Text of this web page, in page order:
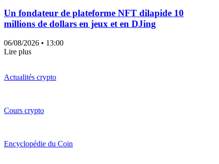
Un fondateur de plateforme NFT dilapide 10
millions de dollars en jeux et en DJing
06/08/2026 • 13:00
Lire plus
Actualités crypto
Cours crypto
Encyclopédie du Coin